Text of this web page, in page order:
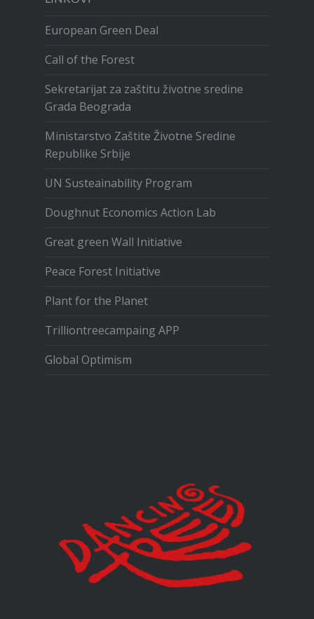
European Green Deal
Call of the Forest
Sekretarijat za zaštitu životne sredine
Grada Beograda
Ministarstvo Zaštite Životne Sredine
Republike Srbije
UN Susteainability Program
Doughnut Economics Action Lab
Great green Wall Initiative
Peace Forest Initiative
Plant for the Planet
Trilliontreecampaing APP
Global Optimism